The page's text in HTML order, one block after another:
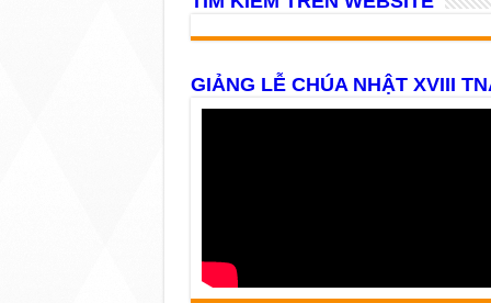
GIẢNG LỄ CHÚA NHẬT XVIII